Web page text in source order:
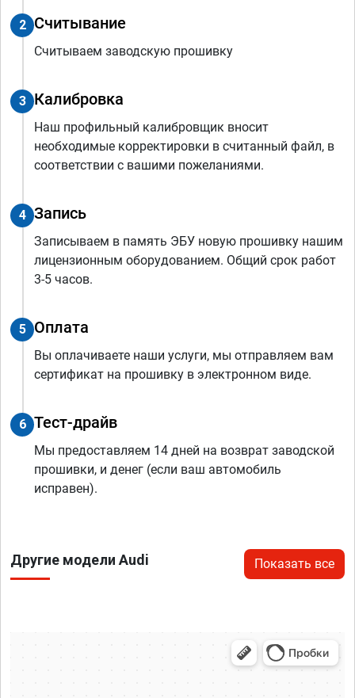
2 Считывание
Считываем заводскую прошивку
3 Калибровка
Наш профильный калибровщик вносит
необходимые корректировки в считанный файл, в
соответствии с вашими пожеланиями.
4 Запись
Записываем в память ЭБУ новую прошивку нашим
лицензионным оборудованием. Общий срок работ
3-5 часов.
5 Оплата
Вы оплачиваете наши услуги, мы отправляем вам
сертификат на прошивку в электронном виде.
6 Тест-драйв
Мы предоставляем 14 дней на возврат заводской
прошивки, и денег (если ваш автомобиль
исправен).
Другие модели Audi Показать все